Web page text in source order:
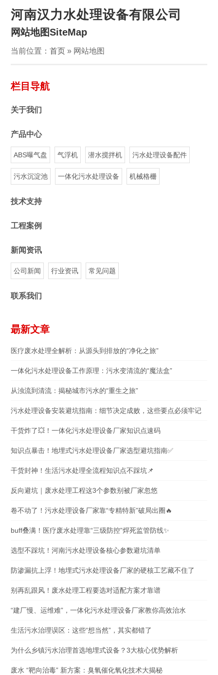
河南汉力水处理设备有限公司
网站地图SiteMap
当前位置：首页 » 网站地图
栏目导航
关于我们
产品中心
ABS曝气盘 气浮机 潜水搅拌机 污水处理设备配件
污水沉淀池 一体化污水处理设备 机械格栅
技术支持
工程案例
新闻资讯
公司新闻 行业资讯 常见问题
联系我们
朂新文章
医疗废水处理全解析：从源头到排放的“净化之旅”
一体化污水处理设备工作原理：污水变清流的“魔法盒”
从浊流到清流：揭秘城市污水的“重生之旅”
污水处理设备安装避坑指南：细节决定成败，这些要点必须牢记
干货炸了💥！一体化污水处理设备厂家知识点速码
知识点暴击！地埋式污水处理设备厂家选型避坑指南✅
干货封神！生活污水处理全流程知识点不踩坑📌
反向避坑｜废水处理工程这3个参数别被厂家忽悠
卷不动了！污水处理设备厂家靠“专精特新”破局出圈🔥
buff叠满！医疗废水处理靠“三级防控”焊死监管防线✨
选型不踩坑！河南污水处理设备核心参数避坑清单
防渗漏抗上浮！地埋式污水处理设备厂家的硬核工艺藏不住了
别再乱跟风！废水处理工程要选对适配方案才靠谱
“建厂慢、运维难”，一体化污水处理设备厂家教你高效治水
生活污水治理误区：这些“想当然”，其实都错了
为什么乡镇污水治理首选地埋式设备？3大核心优势解析
废水 “靶向治毒” 新方案：臭氧催化氧化技术大揭秘